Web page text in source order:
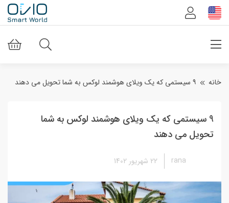
خانه ۹ سیستمی که یک ویلای هوشمند لوکس به شما تحویل می دهند
9 سیستمی که یک ویلای هوشمند لوکس به شما
تحویل می دهند